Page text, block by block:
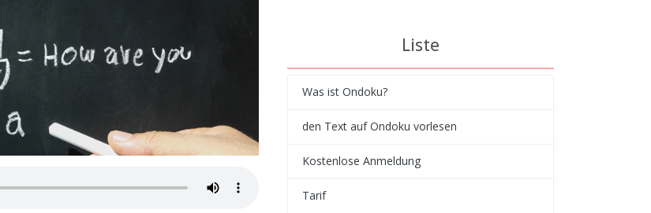
Liste
Was ist Ondoku?
den Text auf Ondoku vorlesen
Kostenlose Anmeldung
Tarif